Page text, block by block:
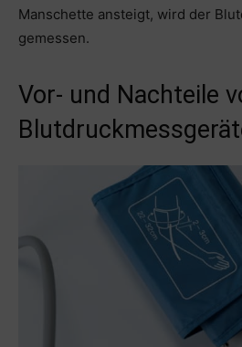
Manschette ansteigt, wird der
gemessen.
Vor- und Nachteile